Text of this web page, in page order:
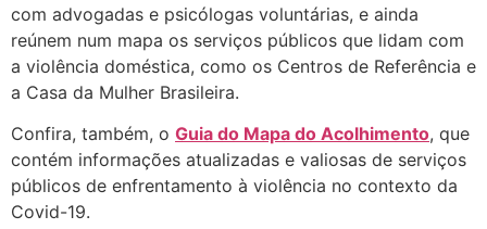
com advogadas e psicólogas voluntárias, e ainda
reúnem num mapa os serviços públicos que lidam com
a violência doméstica, como os Centros de Referência e
a Casa da Mulher Brasileira.
Confira, também, o Guia do Mapa do Acolhimento, que
contém informações atualizadas e valiosas de serviços
públicos de enfrentamento à violência no contexto da
Covid-19.